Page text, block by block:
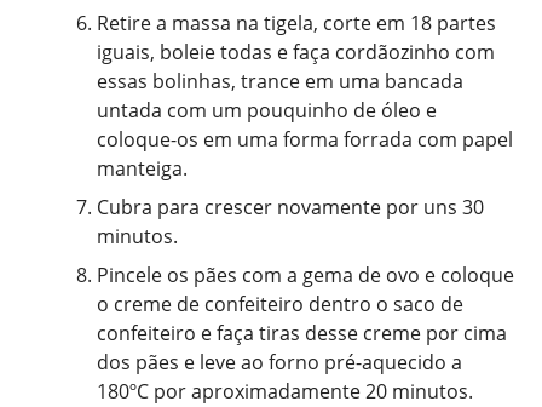
Retire a massa na tigela, corte em 18 partes
iguais, boleie todas e faça cordãozinho com
essas bolinhas, trance em uma bancada
untada com um pouquinho de óleo e
coloque-os em uma forma forrada com papel
manteiga.
Cubra para crescer novamente por uns 30
minutos.
Pincele os pães com a gema de ovo e coloque
o creme de confeiteiro dentro o saco de
confeiteiro e faça tiras desse creme por cima
dos pães e leve ao forno pré-aquecido a
180ºC por aproximadamente 20 minutos.